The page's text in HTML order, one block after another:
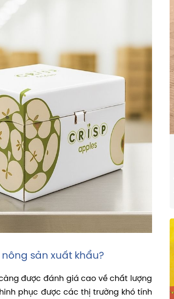
sản xuất khẩu?
được đánh giá cao về chất lượng
phục được các thị trường khó tính